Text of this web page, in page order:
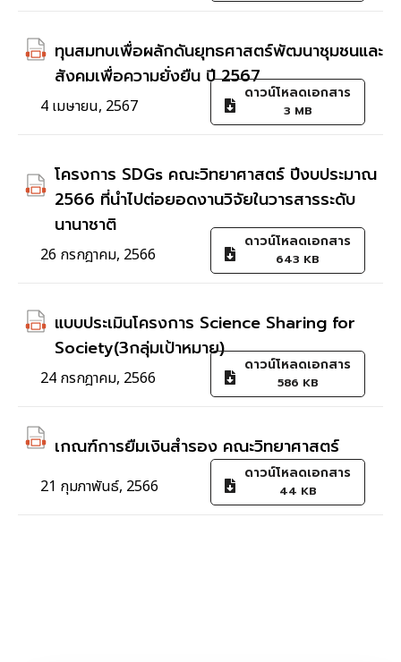
ทุนสมทบเพื่อผลักดันยุทธศาสตร์พัฒนาชุมชนและ
สังคมเพื่อความยั่งยืน ปี 2567
4 เมษายน, 2567
ดาวน์โหลดเอกสาร
3 MB
โครงการ SDGs คณะวิทยาศาสตร์ ปีงบประมาณ
2566 ที่นำไปต่อยอดงานวิจัยในวารสารระดับ
นานาชาติ
26 กรกฎาคม, 2566
ดาวน์โหลดเอกสาร
643 KB
แบบประเมินโครงการ Science Sharing for
Society(3กลุ่มเป้าหมาย)
24 กรกฎาคม, 2566
ดาวน์โหลดเอกสาร
586 KB
เกณฑ์การยืมเงินสำรอง คณะวิทยาศาสตร์
21 กุมภาพันธ์, 2566
ดาวน์โหลดเอกสาร
44 KB